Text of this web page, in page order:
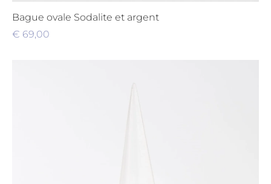
Bague ovale Sodalite et argent
€ 69,00